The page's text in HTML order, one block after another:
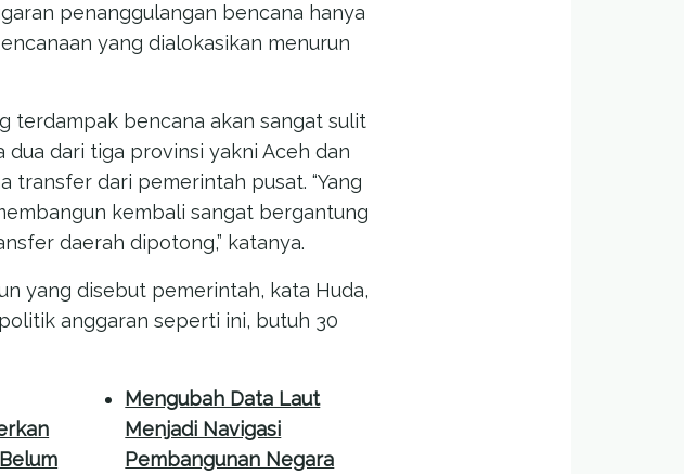
penanggulangan bencana hanya
yang dialokasikan menurun
terdampak bencana akan sangat sulit
dari tiga provinsi yakni Aceh dan
transfer dari pemerintah pusat. “Yang
kembali sangat bergantung
daerah dipotong,” katanya.
yang disebut pemerintah, kata Huda,
anggaran seperti ini, butuh 30
Mengubah Data Laut
Menjadi Navigasi
Pembangunan Negara